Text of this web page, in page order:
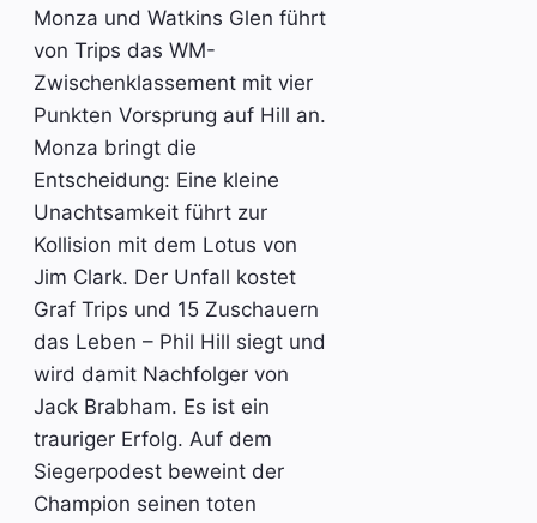
Monza und Watkins Glen führt
von Trips das WM-
Zwischenklassement mit vier
Punkten Vorsprung auf Hill an.
Monza bringt die
Entscheidung: Eine kleine
Unachtsamkeit führt zur
Kollision mit dem Lotus von
Jim Clark. Der Unfall kostet
Graf Trips und 15 Zuschauern
das Leben – Phil Hill siegt und
wird damit Nachfolger von
Jack Brabham. Es ist ein
trauriger Erfolg. Auf dem
Siegerpodest beweint der
Champion seinen toten